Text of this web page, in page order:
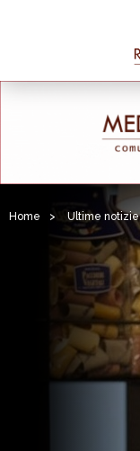
Home > Ultime notizie